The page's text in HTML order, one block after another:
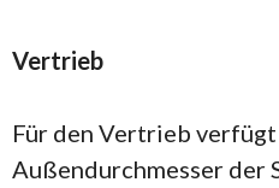
Vertrieb
Für den Vertrieb
Außendurchmesser der